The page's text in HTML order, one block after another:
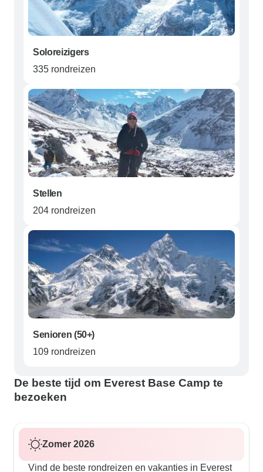
Soloreizigers
335 rondreizen
Stellen
204 rondreizen
Senioren (50+)
109 rondreizen
De beste tijd om Everest Base Camp te
bezoeken
Zomer 2026
Vind de beste rondreizen en vakanties in Everest